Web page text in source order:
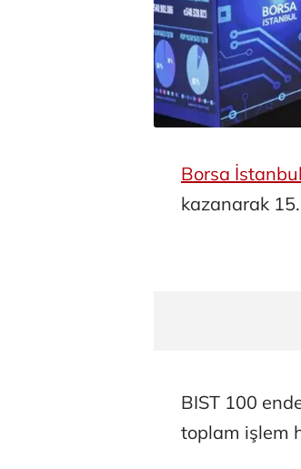
Borsa İstanbul
kazanarak
BIST 100
toplam işlem